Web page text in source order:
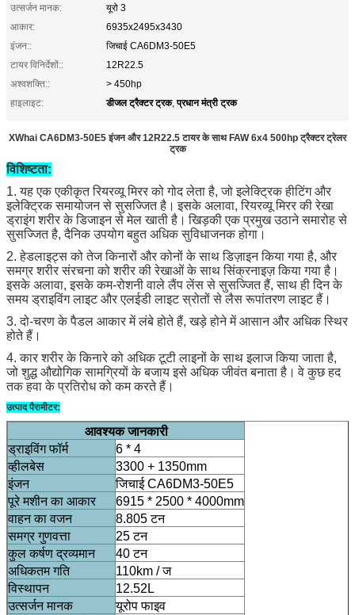
उत्सर्जन मानक:
यूरो 3
आकार:
6935x2495x3430
इंजन::
जिचाई CA6DM3-50E5
टायर विनिर्देशों::
12R22.5
अश्वशक्ति::
> 450hp
हाइलाइट:
डीजल ट्रैक्टर ट्रक,प्रधान मंत्री ट्रक
XWhai CA6DM3-50E5 इंजन और 12R22.5 टायर के साथ FAW 6x4 500hp ट्रैक्टर ट्रेलर
ट्रक
विशिष्टता:
1. यह एक एकीकृत रियरव्यू मिरर को गोद लेता है, जो इलेक्ट्रिक हीटिंग और
इलेक्ट्रिक समायोजन से सुसज्जित है। इसके अलावा, रियरव्यू मिरर की रेखा
ड्राइंग शरीर के डिजाइन से मेल खाती है। खिड़की एक प्रमुख उठाने समारोह से
सुसज्जित है, दैनिक उपयोग बहुत अधिक सुविधाजनक होगा।
2. हेडलाइट्स को तेज किनारों और कोनों के साथ डिज़ाइन किया गया है, और
समग्र शरीर संरचना को शरीर की रेखाओं के साथ सिंक्रनाइज़ किया गया है।
इसके अलावा, इसके कम-रोशनी वाले लैंप लेंस से सुसज्जित हैं, साथ ही दिन के
समय ड्राइविंग लाइट और एलईडी लाइट स्रोतों से लैस रूपांतरण लाइट हैं।
3. दो-चरण के पैडल आकार में लंबे होते हैं, खड़े होने में आसान और अधिक स्थिर
होते हैं।
4. कार शरीर के किनारे को अधिक टूटी लाइनों के साथ इलाज किया जाता है,
जो शुद्ध औद्योगिक सामग्रियों के बजाय इसे अधिक जीवंत बनाता है। वे कुछ हद
तक हवा के प्रतिरोध को कम करते हैं।
उत्पाद पैरामीटर:
आवश्यक जानकारी
ड्राइविंग फॉर्म
6 * 4
व्हीलबेस
3300 + 1350mm
इंजन
जिचाई CA6DM3-50E5
पूरे मशीन का आकार
6915 * 2500 * 4000mm
वाहन का वजन
8.805 टन
समग्र गुणवत्ता
25 टन
कुल कर्षण द्रव्यमान
40 टन
अधिकतम गति
110km / ज
विस्थापन
12.52L
उत्सर्जन मानक
यूरोप फाइव